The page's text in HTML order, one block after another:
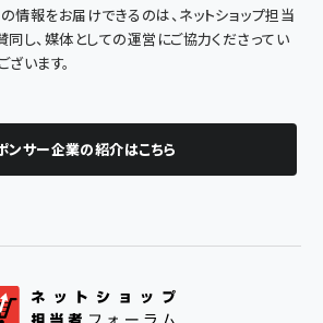
報をお届けできるのは、ネットショップ担当
し、媒体としての運営にご協力くださってい
います。
ンサー企業の紹介はこちら